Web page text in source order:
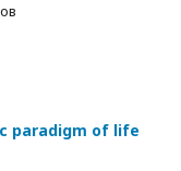
paradigm of life